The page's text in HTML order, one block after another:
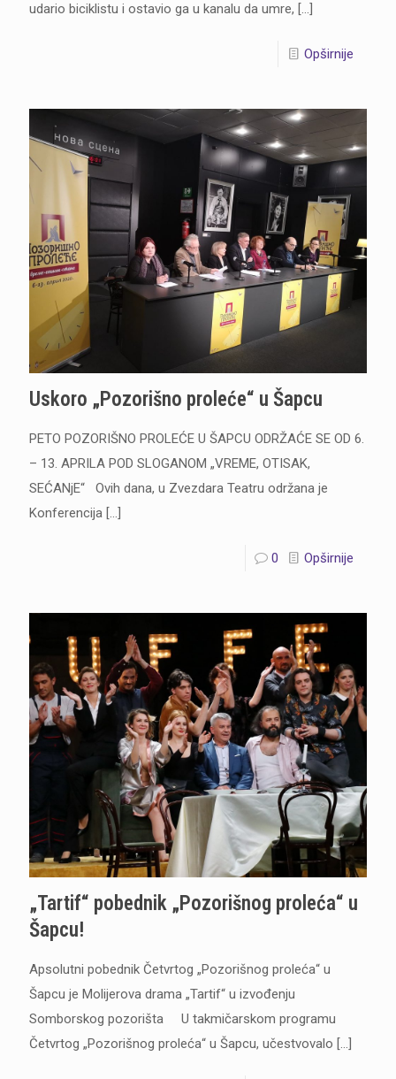
udario biciklistu i ostavio ga u kanalu da umre, […]
Opširnije
Uskoro „Pozorišno proleće“ u Šapcu
PETO POZORIŠNO PROLEĆE U ŠAPCU ODRŽAĆE SE OD 6.
– 13. APRILA POD SLOGANOM „VREME, OTISAK,
SEĆANjE“ Ovih dana, u Zvezdara Teatru održana je
Konferencija […]
0 Opširnije
„Tartif“ pobednik „Pozorišnog proleća“ u
Šapcu!
Apsolutni pobednik Četvrtog „Pozorišnog proleća“ u
Šapcu je Molijerova drama „Tartif“ u izvođenju
Somborskog pozorišta U takmičarskom programu
Četvrtog „Pozorišnog proleća“ u Šapcu, učestvovalo […]